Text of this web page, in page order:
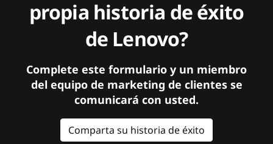
propia historia de éxito
de Lenovo?
Complete este formulario y un miembro
del equipo de marketing de clientes se
comunicará con usted.
Comparta su historia de éxito